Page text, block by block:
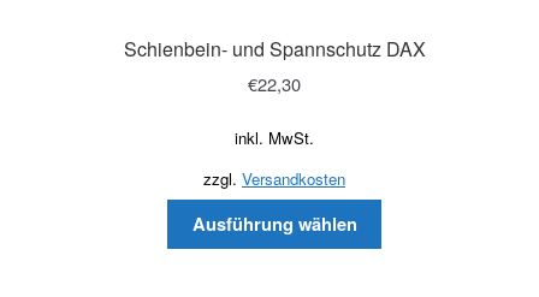
Schienbein- und Spannschutz DAX
€22,30
inkl. MwSt.
zzgl. Versandkosten
Ausführung wählen